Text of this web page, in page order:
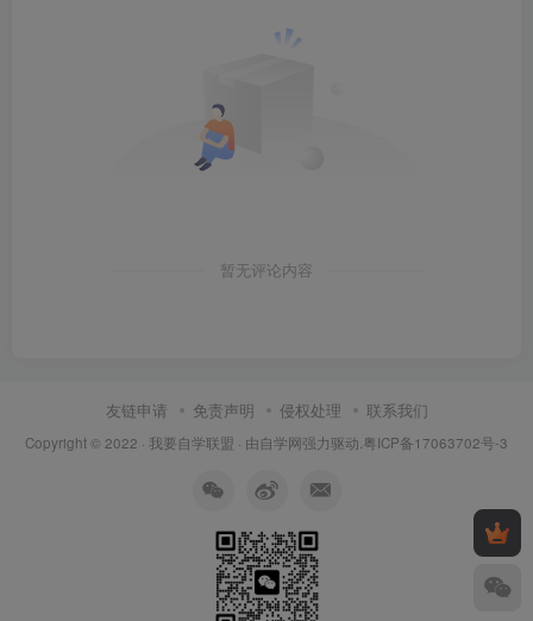
暂无评论内容
友链申请 免责声明 侵权处理 联系我们
Copyright © 2022 · 我要自学联盟 · 由自学网强力驱动. 粤ICP备17063702号-3